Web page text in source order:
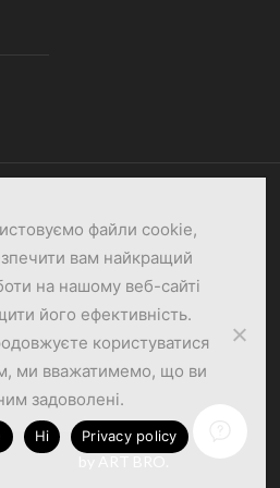
файли cookie,
вам найкращий
на нашому веб-сайті
його ефективність.
користуватися
ми вважатимемо, що ви
задоволені.
Ні Privacy policy